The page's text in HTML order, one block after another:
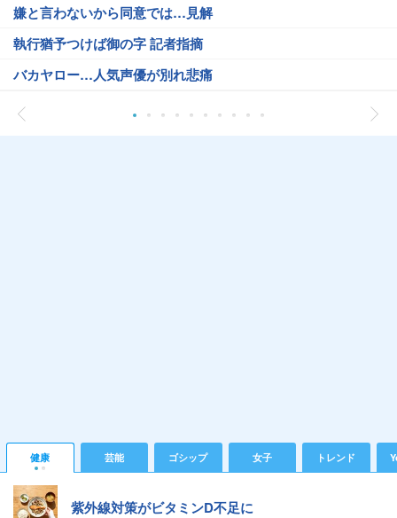
嫌と言わないから同意では…見解
執行猶予つけば御の字 記者指摘
バカヤロー…人気声優が別れ悲痛
健康 芸能 ゴシップ 女子 トレンド
紫外線対策がビタミンD不足に